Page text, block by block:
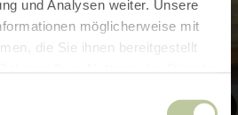
und Analysen weiter. Unsere
möglicherweise mit
die Sie ihnen bereitgestellt